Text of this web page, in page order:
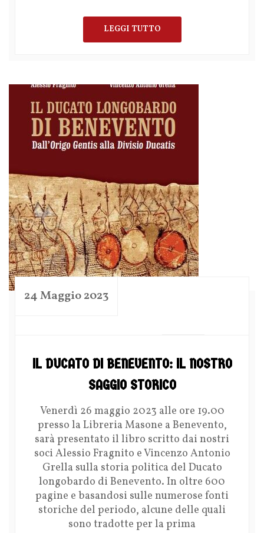
LEGGI TUTTO
24 Maggio 2023
IL DUCATO DI BENEVENTO: IL NOSTRO
SAGGIO STORICO
Venerdì 26 maggio 2023 alle ore 19.00
presso la Libreria Masone a Benevento,
sarà presentato il libro scritto dai nostri
soci Alessio Fragnito e Vincenzo Antonio
Grella sulla storia politica del Ducato
longobardo di Benevento. In oltre 600
pagine e basandosi sulle numerose fonti
storiche del periodo, alcune delle quali
sono tradotte per la prima